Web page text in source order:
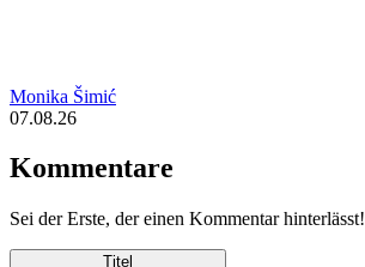
Monika Šimić
07.08.26
Kommentare
Sei der Erste, der einen Kommentar hinterlässt!
Titel